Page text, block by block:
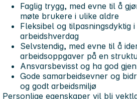
Faglig trygg, med evne til å
møte brukere i ulike aldre
Fleksibel og tilpasningsdyktig
arbeidshverdag
Selvstendig, med evne til å
arbeidsoppgaver på en
Ansvarsbevisst og ha god
Gode samarbeidsevner og
og godt arbeidsmiljø
Personlige egenskaper vil bli